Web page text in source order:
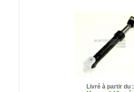
Livré à partir du :